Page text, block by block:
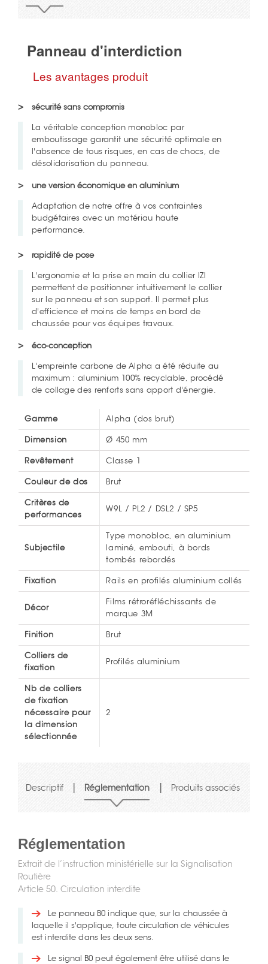
Panneau d'interdiction
Les avantages produit
sécurité sans compromis
La véritable conception monobloc par
emboutissage garantit une sécurité optimale en
l'absence de tous risques, en cas de chocs, de
désolidarisation du panneau.
une version économique en aluminium
Adaptation de notre offre à vos contraintes
budgétaires avec un matériau haute
performance.
rapidité de pose
L'ergonomie et la prise en main du collier IZI
permettent de positionner intuitivement le collier
sur le panneau et son support. Il permet plus
d'efficience et moins de temps en bord de
chaussée pour vos équipes travaux.
éco-conception
L'empreinte carbone de Alpha a été réduite au
maximum : aluminium 100% recyclable, procédé
de collage des renforts sans apport d'énergie.
Gamme Alpha (dos brut)
Dimension Ø 450 mm
Revêtement Classe 1
Couleur de dos Brut
Critères de
performances
W9L / PL2 / DSL2 / SP5
Subjectile
Type monobloc, en aluminium
laminé, embouti, à bords
tombés rebordés
Fixation Rails en profilés aluminium collés
Décor
Films rétroréfléchissants de
marque 3M
Finition Brut
Colliers de
fixation
Profilés aluminium
Nb de colliers
de fixation
nécessaire pour
la dimension
sélectionnée
2
Descriptif | Réglementation | Produits associés
Réglementation
Extrait de l’instruction ministérielle sur la Signalisation
Routière
Article 50. Circulation interdite
Le panneau B0 indique que, sur la chaussée à
laquelle il s'applique, toute circulation de véhicules
est interdite dans les deux sens.
Le signal B0 peut également être utilisé dans le